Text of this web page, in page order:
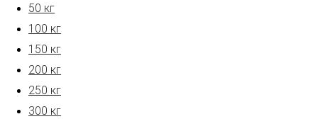
50 кг
100 кг
150 кг
200 кг
250 кг
300 кг